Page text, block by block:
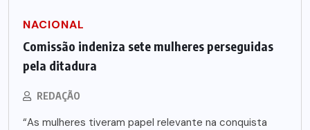
NACIONAL
Comissão indeniza sete mulheres perseguidas
pela ditadura
REDAÇÃO
“As mulheres tiveram papel relevante na conquista